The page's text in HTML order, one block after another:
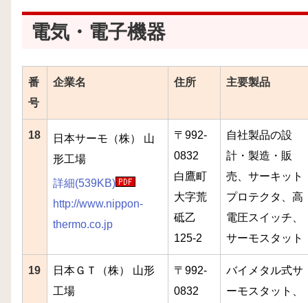
電気・電子機器
番
号
企業名 住所 主要製品
18
日本サーモ（株） 山
形工場
詳細(539KB)
http://www.nippon-
thermo.co.jp
〒992-
0832
白鷹町
大字荒
砥乙
125-2
自社製品の設
計・製造・販
売、サーキット
プロテクタ、高
電圧スイッチ、
サーモスタット
19
日本ＧＴ（株） 山形
工場
〒992-
0832
バイメタル式サ
ーモスタット、